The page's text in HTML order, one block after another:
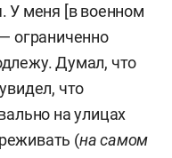
У меня [в военном
ограниченно
Думал, что
что
на улицах
(на самом